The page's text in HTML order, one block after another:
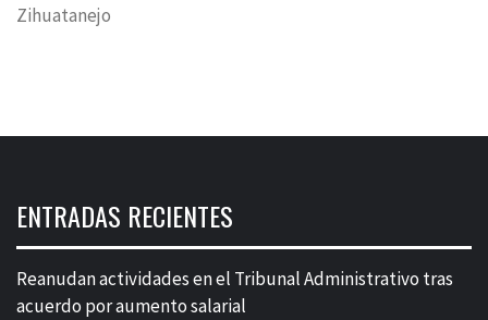
Zihuatanejo
ENTRADAS RECIENTES
Reanudan actividades en el Tribunal Administrativo tras
acuerdo por aumento salarial